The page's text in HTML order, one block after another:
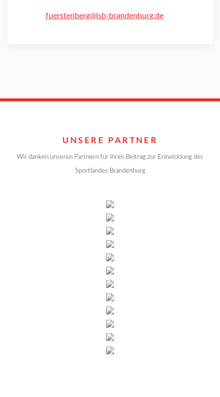
fuerstenberg@lsb-brandenburg.de
UNSERE PARTNER
Wir danken unseren Partnern für ihren Beitrag zur Entwicklung des
Sportlandes Brandenburg